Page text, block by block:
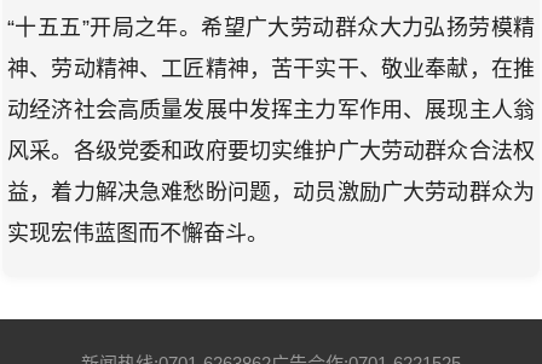
“十五五”开局之年。希望广大劳动群众大力弘扬劳模精
神、劳动精神、工匠精神，苦干实干、敬业奉献，在推
动经济社会高质量发展中发挥主力军作用、展现主人翁
风采。各级党委和政府要切实维护广大劳动群众合法权
益，着力解决急难愁盼问题，动员激励广大劳动群众为
实现宏伟蓝图而不懈奋斗。